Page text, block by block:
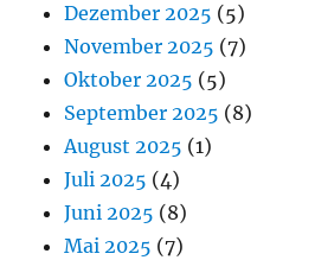
Dezember 2025 (5)
November 2025 (7)
Oktober 2025 (5)
September 2025 (8)
August 2025 (1)
Juli 2025 (4)
Juni 2025 (8)
Mai 2025 (7)